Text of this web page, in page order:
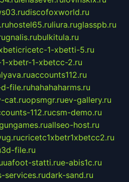
discofoxworld.ru
hostel65.ruliura.ruglasspb.ru
gnalis.rubulkitula.ru
1-xbetti-5.ru
xbetr-1-xbetcc-2.ru
accounts112.ru
file.ruhahahaharms.ru
cat.ruopsmgr.ruev-gallery.ru
112.rucsm-demo.ru
allseo-host.ru
cricetc1xbetr1xbetcc2.ru
3d-file.ru
uafoot-statti.rue-abis1c.ru
services.rudark-sand.ru